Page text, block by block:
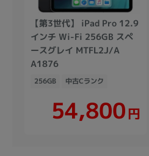
【第3世代】 iPad Pro 12.9
インチ Wi-Fi 256GB スペ
ースグレイ MTFL2J/A
A1876
256GB 中古Cランク
54,800円